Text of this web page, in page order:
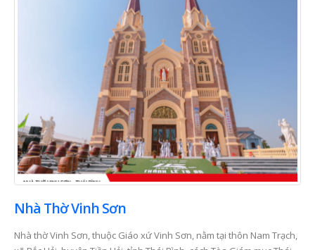
Nhà Thờ Vinh Sơn
Nhà thờ Vinh Sơn, thuộc Giáo xứ Vinh Sơn, nằm tại thôn Nam Trạch,